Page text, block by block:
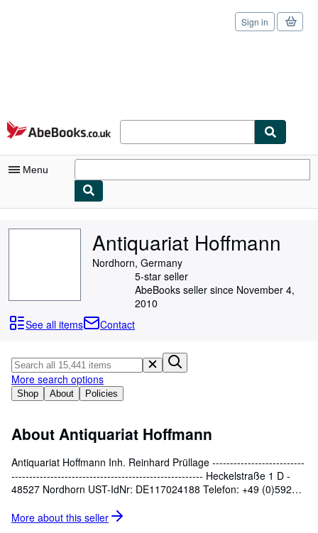
Skip to main content
AbeBooks.co.uk
Sign in
Menu
Browse Collections
Art & Collectables
Textbooks
Start Selling
Help
CLOSE
Antiquariat Hoffmann
Nordhorn, Germany
5-star seller
AbeBooks seller since November 4,
2010
See all items
Contact
Shop About Policies
More search options
About Antiquariat Hoffmann
Antiquariat Hoffmann Inh. Reinhard Prüllage --------------------------
------------------------------------------------------ Heckelstraße 1 D -
48527 Nordhorn UST-IdNr: DE117024188 Telefon: +49 (0)5921 /
hoffmann.de
More about this seller